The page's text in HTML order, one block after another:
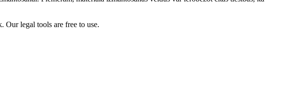
Our legal tools are free to use.